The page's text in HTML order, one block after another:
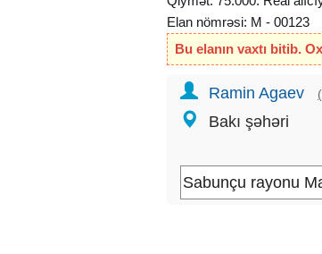
Elan nömrəsi: M - 00123
Bu elanın vaxtı bitib.
Ramin Agaev
Bakı şəhəri